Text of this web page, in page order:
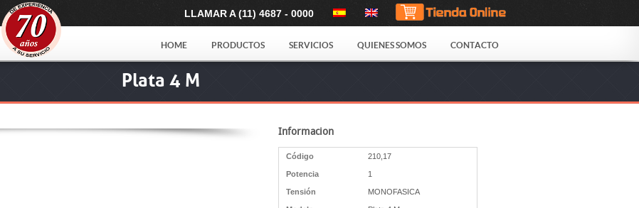
LLAMAR A (11) 4687 - 0000
HOME PRODUCTOS SERVICIOS QUIENES SOMOS CONTACTO
Plata 4 M
Informacion
Código 210,17
Potencia 1
Tensión MONOFASICA